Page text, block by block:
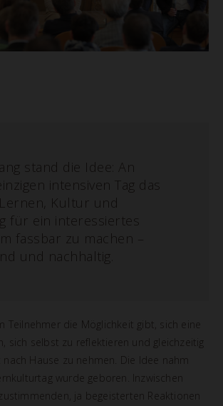
stand die Idee: An
intensiven Tag das
Kultur und
für ein interessiertes
fassbar zu machen –
und nachhaltig.
Teilnehmer die Möglichkeit gibt, sich eine
sich selbst zu reflektieren und gleichzeitig
Hause zu nehmen. Die Idee nahm
wurde geboren. Inzwischen
ja begeisterten Reaktionen